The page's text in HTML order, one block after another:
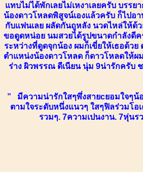
แทบไม่ได้พักเลยไม่เหงาเลยครับ บรร
น้องดาวโหลดพิสูจน์เองแล้วครับ ก็ไปอ
กับแฟนเลย ผลัดกันถูหลัง นวดไหล่ให้ด้ว
ขอดูดหน่อย นมสวยได้รูปขนาดกำลังดีค
ระหว่างที่ดูดจุกน้อง ผมก็เขี่ยให้เธอด้ว
ตำแหน่งน้องดาวโหลด ก็ดาวโหลดให้ผ
ร่าง ผิวพรรณ ดีเนียน นุ่ม 9น่ารักครับ
” มีความน่ารักใสๆพึ่งสายcยอมใจๆน้
ตามใจระดับหนึ่งแนวๆ ใสๆฟิลร่วมโอ
รวมๆ. 7ความเปนงาน. 7หุ่นร